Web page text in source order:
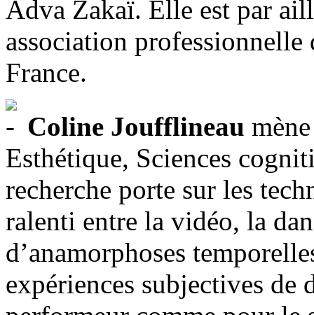
Adva Zakaï. Elle est par
association professionnelle
France.
Coline Joufflineau
Esthétique, Sciences
recherche porte sur les
ralenti entre la vidéo, la
d’anamorphoses
expériences subjectives